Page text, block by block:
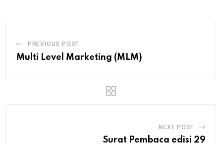
PREVIOUS POST
Multi Level Marketing (MLM)
NEXT POST
Surat Pembaca edisi 29